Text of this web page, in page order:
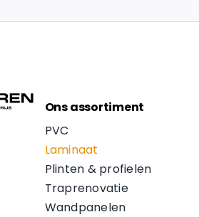
Ons assortiment
PVC
Laminaat
Plinten & profielen
Traprenovatie
Wandpanelen